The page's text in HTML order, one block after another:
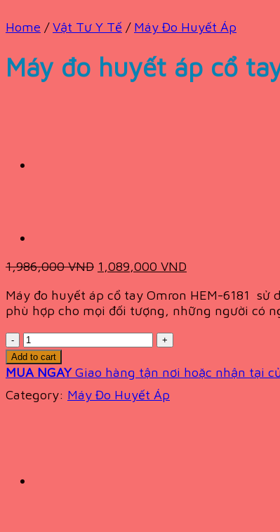
Home / Vật Tư Y Tế / Máy Đo Huyết Áp
Máy đo huyết áp cổ
1,986,000VND Original
was:
1,986,000 VND.
1,089,000 VND
is:
1,089,000 VND.
Máy đo huyết áp cổ tay Omron HEM-6181 sử
phù hợp cho mọi đối tượng, những người có
Quantity
Add to cart
MUA NGAY Giao hàng tận nơi hoặc nhận tại
Category: Máy Đo Huyết Áp